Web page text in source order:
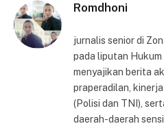
Romdhoni
jurnalis senior di
pada liputan Hukum
menyajikan berita
praperadilan,
(Polisi dan TNI),
daerah-daerah